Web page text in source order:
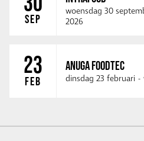
SEP
woensdag 30
2026
23
FEB
ANUGA FOODTEC
dinsdag 23 februari -